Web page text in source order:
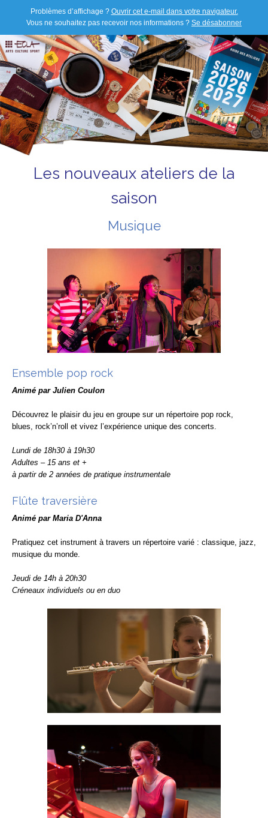
Problèmes d’affichage ? Ouvrir cet e-mail dans votre navigateur.
Vous ne souhaitez pas recevoir nos informations ? Se désabonner
Les nouveaux ateliers de la
saison
Musique
Ensemble pop rock
Animé par Julien Coulon
Découvrez le plaisir du jeu en groupe sur un répertoire pop rock,
blues, rock’n’roll et vivez l’expérience unique des concerts.
Lundi de 18h30 à 19h30
Adultes – 15 ans et +
à partir de 2 années de pratique instrumentale
Flûte traversière
Animé par Maria D'Anna
Pratiquez cet instrument à travers un répertoire varié : classique, jazz,
musique du monde.
Jeudi de 14h à 20h30
Créneaux individuels ou en duo